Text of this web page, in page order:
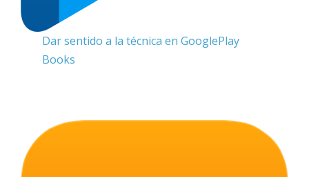
Dar sentido a la técnica en GooglePlay
Books